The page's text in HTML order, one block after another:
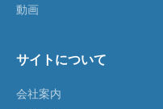
動画
サイトについて
会社案内